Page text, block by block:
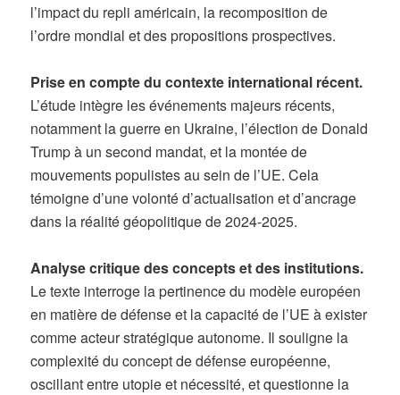
l’impact du repli américain, la recomposition de
l’ordre mondial et des propositions prospectives.
Prise en compte du contexte international récent.
L’étude intègre les événements majeurs récents,
notamment la guerre en Ukraine, l’élection de Donald
Trump à un second mandat, et la montée de
mouvements populistes au sein de l’UE. Cela
témoigne d’une volonté d’actualisation et d’ancrage
dans la réalité géopolitique de 2024-2025.
Analyse critique des concepts et des institutions.
Le texte interroge la pertinence du modèle européen
en matière de défense et la capacité de l’UE à exister
comme acteur stratégique autonome. Il souligne la
complexité du concept de défense européenne,
oscillant entre utopie et nécessité, et questionne la